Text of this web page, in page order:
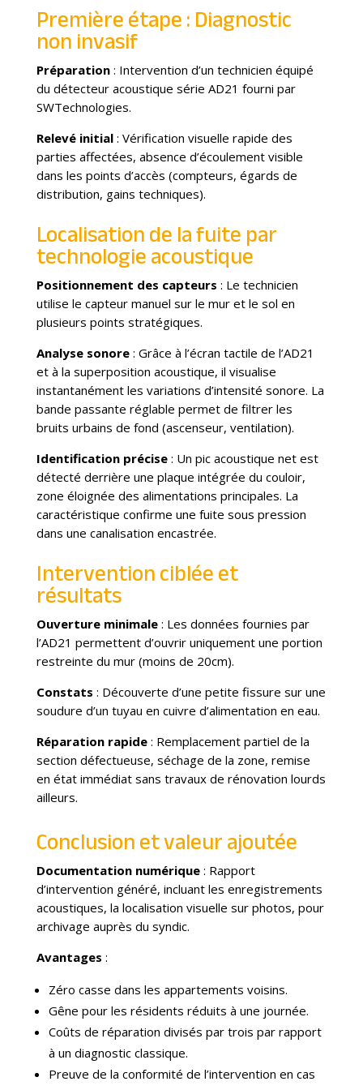
Première étape : Diagnostic
non invasif
Préparation: Intervention d’un technicien équipé
du détecteur acoustique série AD21 fourni par
SWTechnologies.
Relevé initial: Vérification visuelle rapide des
parties affectées, absence d’écoulement visible
dans les points d’accès (compteurs, égards de
distribution, gains techniques).
Localisation de la fuite par
technologie acoustique
Positionnement des capteurs : Le technicien
utilise le capteur manuel sur le mur et le sol en
plusieurs points stratégiques.
Analyse sonore: Grâce à l’écran tactile de l’AD21
et à la superposition acoustique, il visualise
instantanément les variations d’intensité sonore. La
bande passante réglable permet de filtrer les
bruits urbains de fond (ascenseur, ventilation).
Identification précise: Un pic acoustique net est
détecté derrière une plaque intégrée du couloir,
zone éloignée des alimentations principales. La
caractéristique confirme une fuite sous pression
dans une canalisation encastrée.
Intervention ciblée et
résultats
Ouverture minimale: Les données fournies par
l’AD21 permettent d’ouvrir uniquement une portion
restreinte du mur (moins de 20cm).
Constats : Découverte d’une petite fissure sur une
soudure d’un tuyau en cuivre d’alimentation en eau.
Réparation rapide: Remplacement partiel de la
section défectueuse, séchage de la zone, remise
en état immédiat sans travaux de rénovation lourds
ailleurs.
Conclusion et valeur ajoutée
Documentation numérique: Rapport
d’intervention généré, incluant les enregistrements
acoustiques, la localisation visuelle sur photos, pour
archivage auprès du syndic.
Avantages :
Zéro casse dans les appartements voisins.
Gêne pour les résidents réduits à une journée.
Coûts de réparation divisés par trois par rapport
à un diagnostic classique.
Preuve de la conformité de l’intervention en cas